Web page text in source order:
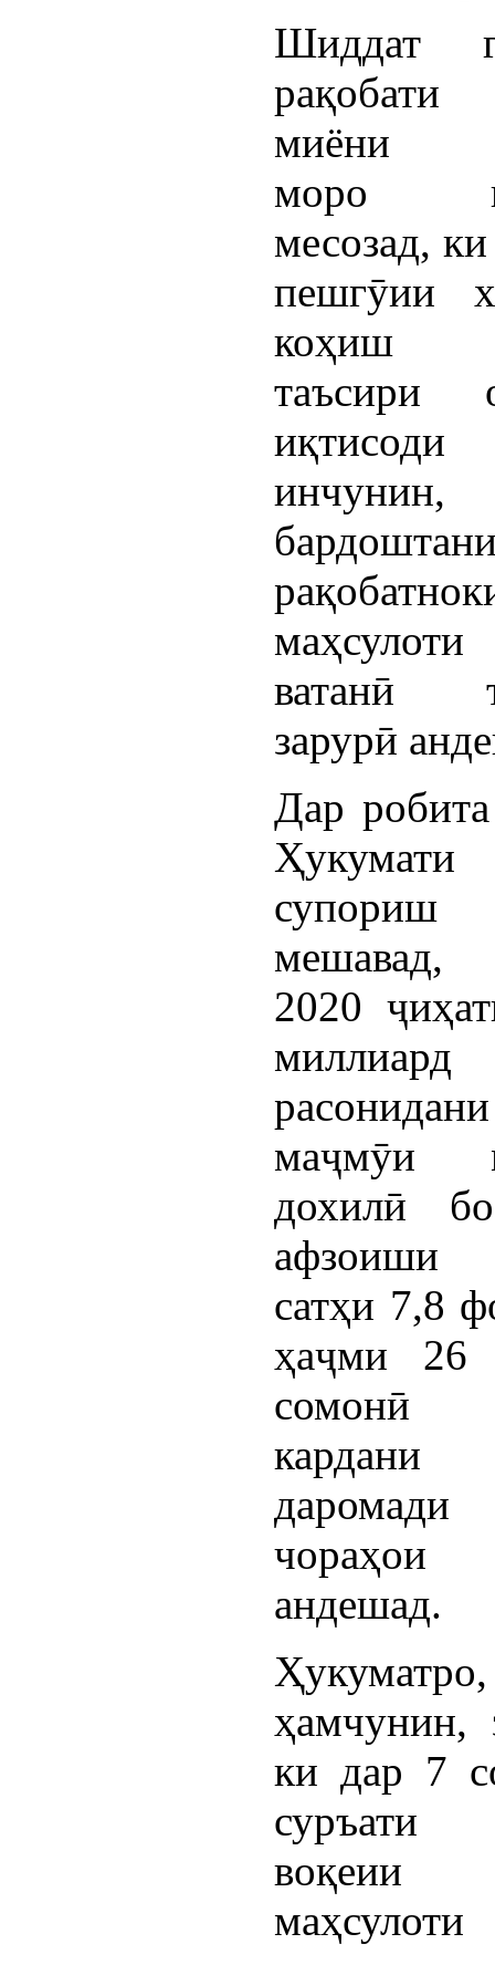
Шиддат
рақобати
миёни
моро
месозад,
пешгӯии
коҳиш
таъсири
маҳсулоти
ватанӣ
зарурӣ
Дар
Ҳукумати
2020
маҷмӯи
дохилӣ
сатҳи 7,8
ҳаҷми 26
сомонӣ
андешад.
Ҳукуматро,
ҳамчунин,
ки дар 7
суръати
воқеии